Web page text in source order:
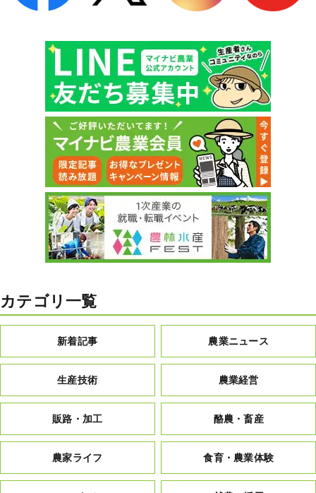
カテゴリ一覧
新着記事 農業ニュース
生産技術 農業経営
販路・加工 酪農・畜産
農家ライフ 食育・農業体験